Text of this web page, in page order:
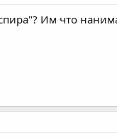
Им что